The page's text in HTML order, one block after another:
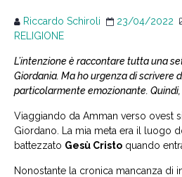
Riccardo Schiroli 23/04/2022
RELIGIONE
L’intenzione è raccontare tutta una
Giordania. Ma ho urgenza di scrivere
particolarmente emozionante.
Viaggiando da Amman verso ovest
Giordano. La mia meta era il luogo
battezzato Gesù Cristo quando
Nonostante la cronica mancanza di